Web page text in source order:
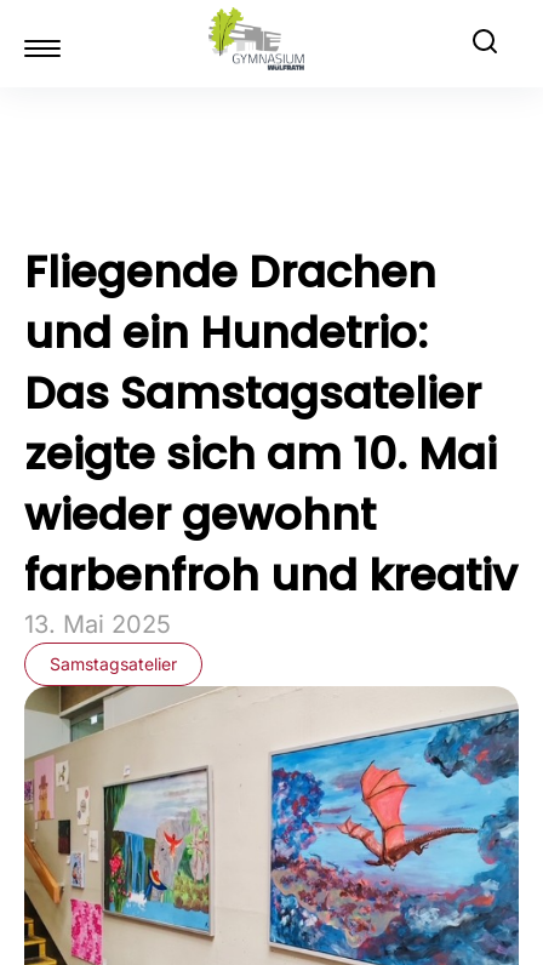
Fliegende Drachen
und ein Hundetrio:
Das Samstagsatelier
zeigte sich am 10. Mai
wieder gewohnt
farbenfroh und kreativ
13. Mai 2025
Samstagsatelier